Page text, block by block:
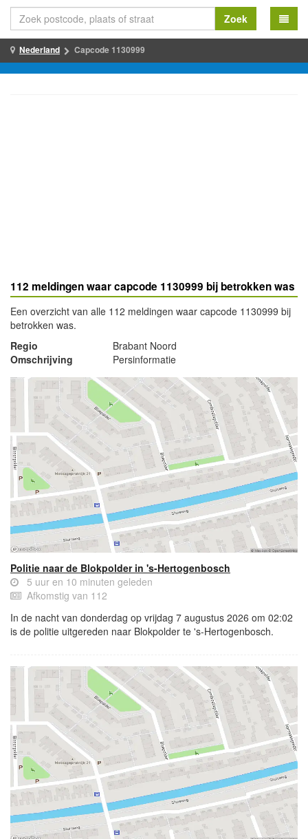
Zoek
Nederland Capcode 1130999
112 meldingen waar capcode 1130999 bij betrokken was
Een overzicht van alle 112 meldingen waar capcode 1130999 bij
betrokken was.
Regio
Brabant Noord
Omschrijving
Persinformatie
Politie naar de Blokpolder in 's-Hertogenbosch
5 uur en 10 minuten geleden
Afkomstig van 112
In de nacht van donderdag op vrijdag 7 augustus 2026 om 02:02
is de politie uitgereden naar Blokpolder te 's-Hertogenbosch.